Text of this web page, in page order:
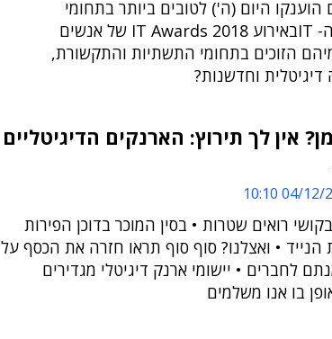
היום (ה') לטובים ביותר בתחומי
הטכנולוגיה וה- ITבאירוע IT Awards 2018 של אנשים
הזוכים בתחומי התשתיות והתקשורת,
דיגיטלית וחדשנות?
אין לך תירוץ: הארנקים הדיגיטליים
04/12/
רואים שטרות • בסין המוכר בדוכן הפירות
הנייד • ואצלנו? סוף סוף תראו חזרה את הכסף על
לחברים • יישומי ארנק דיגיטלי מגדירים
בו אנו משלמים